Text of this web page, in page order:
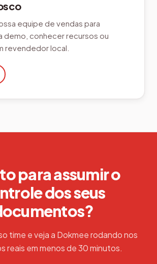
equipe de vendas para
demo, conhecer recursos ou
revendedor local.
para assumir o
dos seus
time e veja a Dokmee rodando nos
reais em menos de 30 minutos.